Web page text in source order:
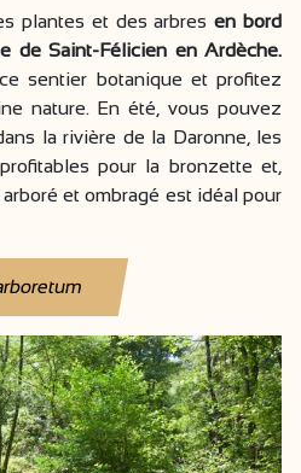
plantes et des arbresen bord
de Saint-Félicien en Ardèche.
sentier botanique et profitez
nature. En été, vous pouvez
la rivière de la Daronne, les
pour la bronzette et,
et ombragé est idéal pour